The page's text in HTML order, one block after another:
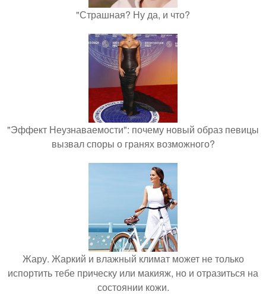
"Страшная? Ну да, и что?
"Эффект Неузнаваемости": почему новый образ певицы
вызвал споры о гранях возможного?
Жару. Жаркий и влажный климат может не только
испортить тебе прическу или макияж, но и отразиться на
состоянии кожи.